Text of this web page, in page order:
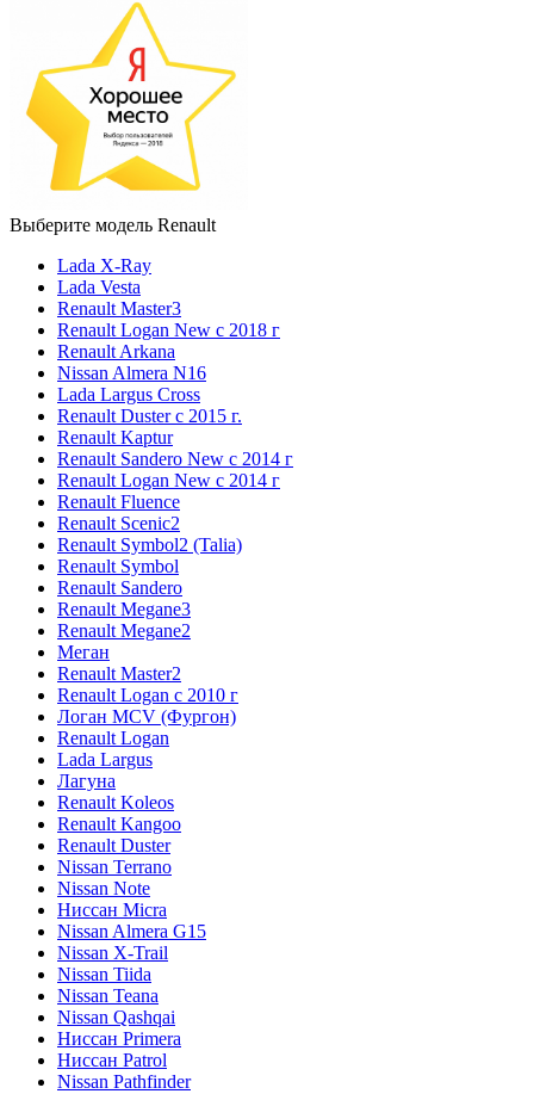
Выберите модель Renault
Lada X-Ray
Lada Vesta
Renault Master3
Renault Logan New с 2018 г
Renault Arkana
Nissan Almera N16
Lada Largus Cross
Renault Duster с 2015 г.
Renault Kaptur
Renault Sandero New с 2014 г
Renault Logan New с 2014 г
Renault Fluence
Renault Scenic2
Renault Symbol2 (Talia)
Renault Symbol
Renault Sandero
Renault Megane3
Renault Megane2
Меган
Renault Master2
Renault Logan c 2010 г
Логан МСV (Фургон)
Renault Logan
Lada Largus
Лагуна
Renault Koleos
Renault Kangoo
Renault Duster
Nissan Terrano
Nissan Note
Ниссан Micra
Nissan Almera G15
Nissan X-Trail
Nissan Tiida
Nissan Teana
Nissan Qashqai
Ниссан Primera
Ниссан Patrol
Nissan Pathfinder